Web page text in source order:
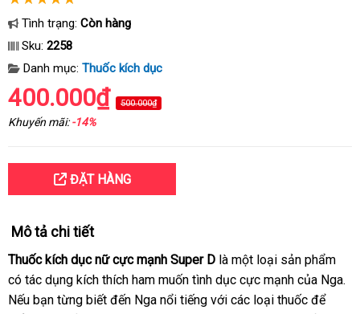
Tình trạng: Còn hàng
Sku: 2258
Danh mục: Thuốc kích dục
400.000₫ 500.000₫
Khuyến mãi:-14%
ĐẶT HÀNG
Mô tả chi tiết
Thuốc kích dục nữ cực mạnh Super D là một loại sản phẩm
có tác dụng kích thích ham muốn tình dục cực mạnh hàng
giả
của Nga.
Nếu bạn từng biết đến Nga nổi tiếng lớn
với mới
các loại thuốc shopee
để